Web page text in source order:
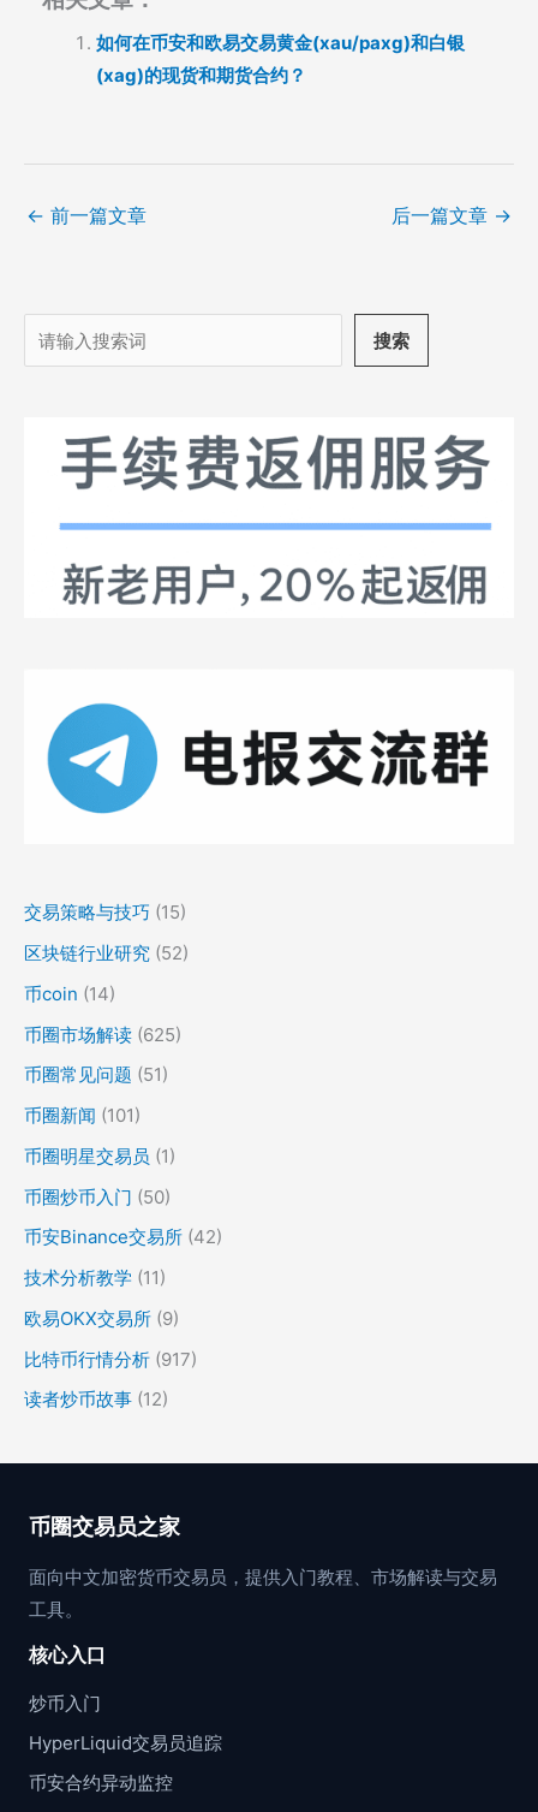
如何在币安和欧易交易黄金(xau/paxg)和白银
(xag)的现货和期货合约？
← 前一篇文章 后一篇文章 →
搜
索
搜索
交易策略与技巧 (15)
区块链行业研究 (52)
币coin (14)
币圈市场解读 (625)
币圈常见问题 (51)
币圈新闻 (101)
币圈明星交易员 (1)
币圈炒币入门 (50)
币安Binance交易所 (42)
技术分析教学 (11)
欧易OKX交易所 (9)
比特币行情分析 (917)
读者炒币故事 (12)
币圈交易员之家
面向中文加密货币交易员，提供入门教程、市场解读与交易
工具。
核心入口
炒币入门
HyperLiquid交易员追踪
币安合约异动监控